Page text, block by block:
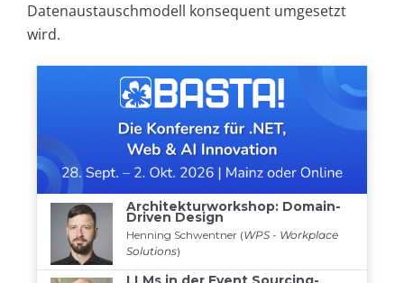
Datenaustauschmodell konsequent umgesetzt
wird.